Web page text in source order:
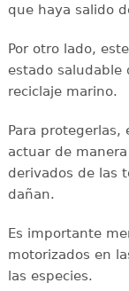
que haya salido
Por otro lado,
estado saludable
reciclaje marino.
Para protegerlas,
actuar de
derivados de las
dañan.
Es importante
motorizados en
las especies.